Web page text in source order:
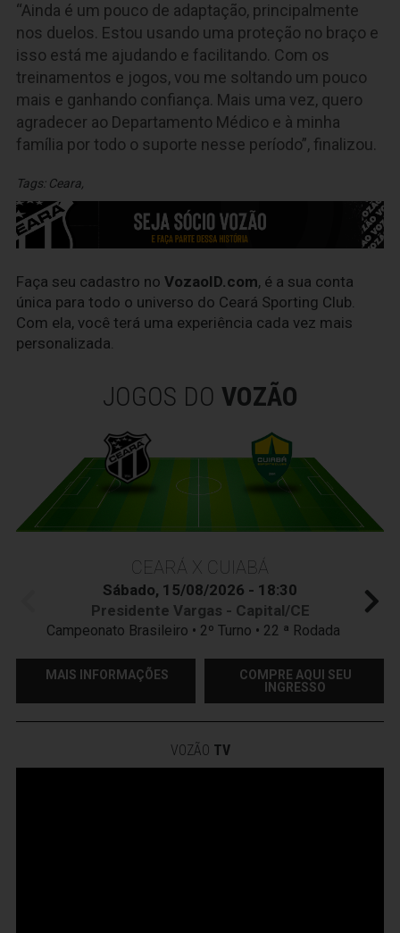
“Ainda é um pouco de adaptação, principalmente
nos duelos. Estou usando uma proteção no braço e
isso está me ajudando e facilitando. Com os
treinamentos e jogos, vou me soltando um pouco
mais e ganhando confiança. Mais uma vez, quero
agradecer ao Departamento Médico e à minha
família por todo o suporte nesse período”, finalizou.
Tags: Ceara
Faça seu cadastro no VozaoID.com, é a sua conta
única para todo o universo do Ceará Sporting Club.
Com ela, você terá uma experiência cada vez mais
personalizada.
JOGOS DO VOZÃO
CEARÁ X CUIABÁ
Sábado, 15/08/2026 - 18:30
Presidente Vargas - Capital/CE
Campeonato Brasileiro • 2º Turno • 22 ª Rodada
MAIS INFORMAÇÕES
COMPRE AQUI SEU
INGRESSO
VOZÃO TV